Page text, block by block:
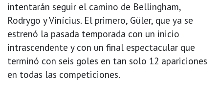
intentarán seguir el camino de Bellingham,
Rodrygo y Vinícius. El primero, Güler, que ya se
estrenó la pasada temporada con un inicio
intrascendente y con un final espectacular que
terminó con seis goles en tan solo 12 apariciones
en todas las competiciones.